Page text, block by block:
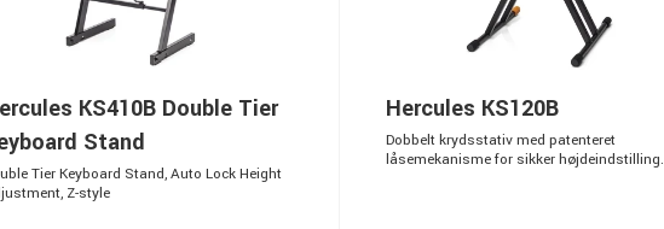
KS410B Double Tier
Stand
Tier Keyboard Stand, Auto Lock Height
Z-style
Hercules KS120B
Dobbelt krydsstativ med patenteret
låsemekanisme for sikker højdeindstilling.